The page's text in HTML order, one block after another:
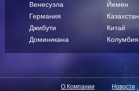
Венесуэла
Германия
Джибути
Доминикана
Йемен
Казахстан
Китай
Колумбия
О Компании Новости